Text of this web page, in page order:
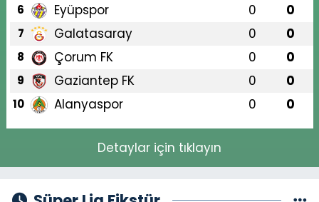
6 Eyüpspor 0 0
7 Galatasaray 0 0
8 Çorum FK 0 0
9 Gaziantep FK 0 0
10 Alanyaspor 0 0
Detaylar için tıklayın